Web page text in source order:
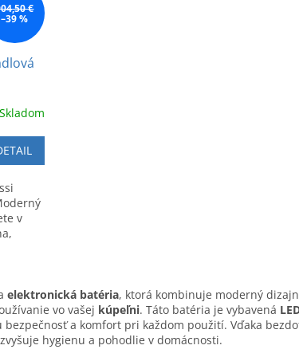
€
–39 %
Skladom
v
l
á
d
a
elektronická batéria, ktorá kombinuje moderný
vo vašej kúpeľni. Táto batéria je vybavená
a komfort pri každom použití. Vďaka
hygienu a pohodlie v domácnosti.